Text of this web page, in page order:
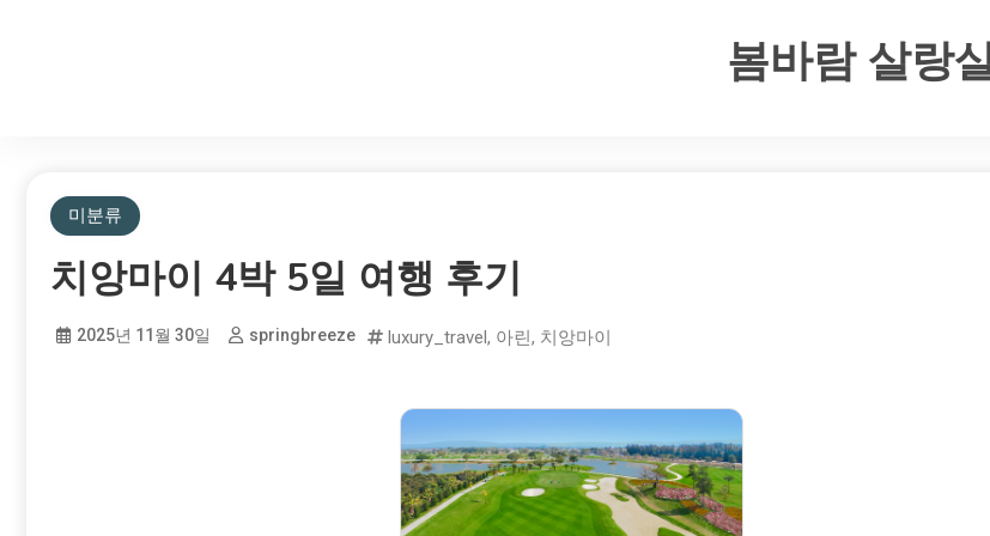
봄바람 살랑
미분류
치앙마이 4박 5일 여행 후기
2025년 11월 30일 springbreeze luxury_travel, 아린, 치앙마이